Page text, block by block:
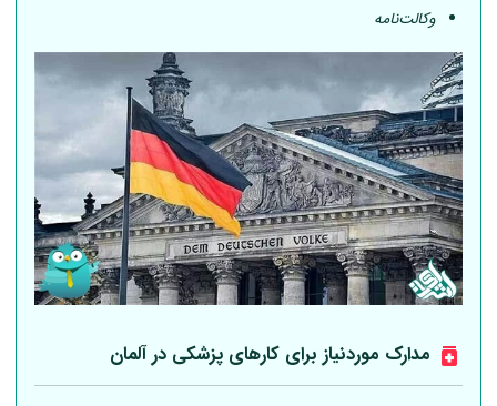
وکالت‌نامه
مدارک موردنیاز برای کارهای پزشکی درآلمان